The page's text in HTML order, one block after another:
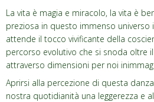
La vita è magia e miracolo, la vita è
preziosa in questo immenso universo
attende il tocco vivificante della
percorso evolutivo che si snoda oltre
attraverso dimensioni per noi
Aprirsi alla percezione di questa
nostra quotidianità una leggerezza e